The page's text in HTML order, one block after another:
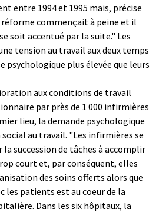
entre 1994 et 1995 mais, précise
commençait à peine et il
soit accentué par la suite." Les
tension au travail aux deux temps
psychologique plus élevée que leurs
aux conditions de travail
par près de 1 000 infirmières
lieu, la demande psychologique
au travail. "Les infirmières se
succession de tâches à accomplir
court et, par conséquent, elles
des soins offerts alors que
les patients est au coeur de la
Dans les six hôpitaux, la